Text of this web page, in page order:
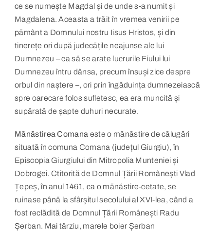
ce se numește Magdal și de unde s-a numit și
Magdalena. Aceasta a trăit în vremea venirii pe
pământ a Domnului nostru Iisus Hristos, și din
tinerețe ori după judecățile neajunse ale lui
Dumnezeu – ca să se arate lucrurile Fiului lui
Dumnezeu întru dânsa, precum însuși zice despre
orbul din naștere –, ori prin îngăduința dumnezeiască
spre oarecare folos sufletesc, ea era muncită și
supărată de șapte duhuri necurate.
Mănăstirea Comana este o mănăstire de călugări
situată în comuna Comana (județul Giurgiu), în
Episcopia Giurgiului din Mitropolia Munteniei și
Dobrogei. Ctitorită de Domnul Țării Românești Vlad
Țepeș, în anul 1461, ca o mănăstire-cetate, se
ruinase până la sfârșitul secolului al XVI-lea, când a
fost reclădită de Domnul Țării Românești Radu
Șerban. Mai târziu, marele boier Șerban